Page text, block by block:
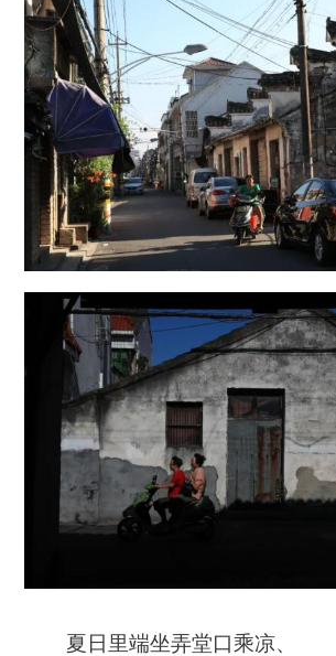
夏日里端坐弄堂口乘凉、